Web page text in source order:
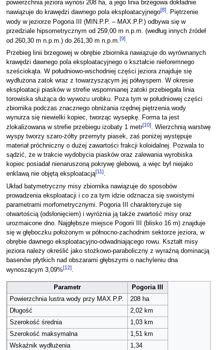
powierzchnia jeziora wynosi 208 ha, a jego linia brzegowa dokładnie
nawiązuje do krawędzi dawnego pola eksploatacyjnego[8]. Piętrzenie
wody w jeziorze Pogoria III (MIN.P.P. – MAX.P.P.) odbywa się w
przedziale hipsometrycznym od 259,00 m n.p.m. (według innych źródeł
od 260,30 m n.p.m.) do 261,30 m n.p.m.[9].
Przebieg linii brzegowej w obrębie zbiornika nawiązuje do wyrównanych
krawędzi dawnego pola eksploatacyjnego o kształcie nieforemnego
sześciokąta. W południowo-wschodniej części jeziora znajduje się
wydłużona zatok wraz z towarzyszącym jej półwyspem. W okresie
eksploatacji piasków w strefie wspomnianej zatoki przebiegała linia
torowiska służąca do wywozu urobku. Poza tym w południowej części
zbiornika podczas znacznego obniżania rzędnej piętrzenia wody
wynurza się niewielki kopiec, tworząc wysepkę. Forma ta jest
zlokalizowana w strefie przebiegu izobaty 1 metr[10]. Wierzchnią warstwę
wyspy tworzy szaro-żółty przemyty piasek, zaś poniżej występuje
materiał próchniczny o dużej zawartości frakcji koloidalnej. Pozwala to
sądzić, że w trakcie wydobycia piasków oraz zalewania wyrobiska
kopiec posiadał nienaruszoną pokrywę glebową, a więc był niejako
enklawą nie objętą eksploatacją[11].
Układ batymetryczny misy zbiornika nawiązuje do sposobów
prowadzenia eksploatacji i co za tym idzie odznacza się swoistymi
parametrami morfometrycznymi. Pogoria III charakteryzuje się
otwartością (odsłonięciem) i wyróżnia ją także zwartość misy oraz
urozmaicone dno. Najgłębsze miejsce Pogorii III (blisko 16 m) znajduje
się w głęboczku położonym w północno-zachodnim sektorze jeziora, w
obrębie dawnego eksploatacyjno-odwadniającego rowu. Kształt misy
jeziora należy określić jako stożkowo-paraboliczny z wyraźną dominacją
basenów płytkich nad obszarami głębszymi o nachyleniu dna
wynoszącym 3,09%[12].
Parametr
Pogoria III
Powierzchnia lustra wody przy MAX.P.P.
208 ha
Długość
2,02 km
Szerokość średnia
1,03 km
Szerokość maksymalna
1,51 km
Wskaźnik wydłużenia
1,34